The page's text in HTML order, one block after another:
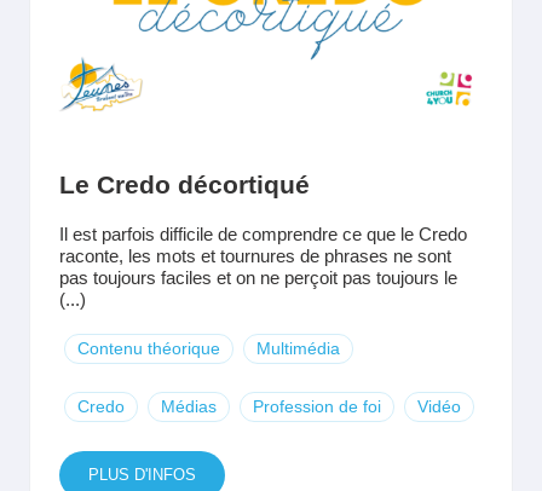
Le Credo décortiqué
Il est parfois difficile de comprendre ce que le Credo
raconte, les mots et tournures de phrases ne sont
pas toujours faciles et on ne perçoit pas toujours le
(...)
Contenu théorique Multimédia
Credo Médias Profession de foi Vidéo
PLUS D'INFOS